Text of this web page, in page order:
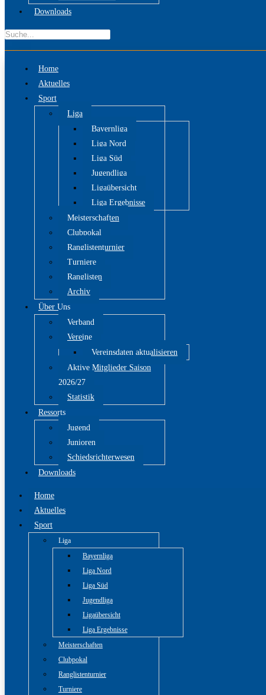
Downloads
Home
Aktuelles
Sport
Liga
Bayernliga
Liga Nord
Liga Süd
Jugendliga
Ligaübersicht
Liga Ergebnisse
Meisterschaften
Clubpokal
Ranglistenturnier
Turniere
Ranglisten
Archiv
Über Uns
Verband
Vereine
Vereinsdaten aktualisieren
Aktive Mitglieder Saison
2026/27
Statistik
Ressorts
Jugend
Junioren
Schiedsrichterwesen
Downloads
Home
Aktuelles
Sport
Liga
Bayernliga
Liga Nord
Liga Süd
Jugendliga
Ligaübersicht
Liga Ergebnisse
Meisterschaften
Clubpokal
Ranglistenturnier
Turniere